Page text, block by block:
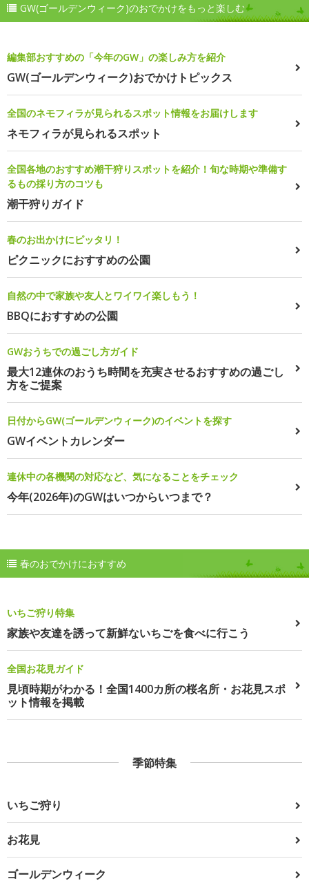
GW(ゴールデンウィーク)のおでかけをもっと楽しむ
編集部おすすめの「今年のGW」の楽しみ方を紹介
GW(ゴールデンウィーク)おでかけトピックス
全国のネモフィラが見られるスポット情報をお届けします
ネモフィラが見られるスポット
全国各地のおすすめ潮干狩りスポットを紹介！旬な時期や準備す
るもの採り方のコツも
潮干狩りガイド
春のお出かけにピッタリ！
ピクニックにおすすめの公園
自然の中で家族や友人とワイワイ楽しもう！
BBQにおすすめの公園
GWおうちでの過ごし方ガイド
最大12連休のおうち時間を充実させるおすすめの過ごし
方をご提案
日付からGW(ゴールデンウィーク)のイベントを探す
GWイベントカレンダー
連休中の各機関の対応など、気になることをチェック
今年(2026年)のGWはいつからいつまで？
春のおでかけにおすすめ
いちご狩り特集
家族や友達を誘って新鮮ないちごを食べに行こう
全国お花見ガイド
見頃時期がわかる！全国1400カ所の桜名所・お花見スポ
ット情報を掲載
季節特集
いちご狩り
お花見
ゴールデンウィーク